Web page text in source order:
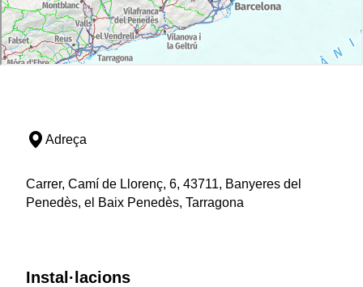
Adreça
Carrer, Camí de Llorenç, 6, 43711, Banyeres del
Penedès, el Baix Penedès, Tarragona
Instal·lacions